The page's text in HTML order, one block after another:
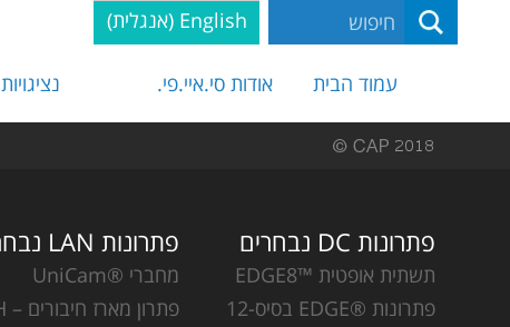
English
(אנגלית)
עמוד הבית אודות סי.איי.פי. נציגויות
פתרונות DC נבחרים
תשתית אופטית ™EDGE8
פתרונות ®EDGE בסיס-12
פתרונות LAN נבחרים
מחברי ®UniCam
פתרון מארז חיבורים – CCH